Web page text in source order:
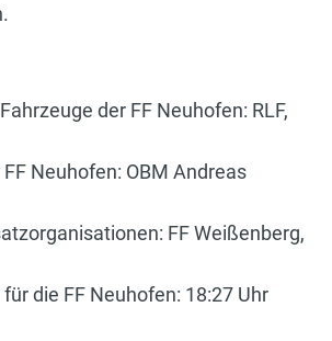
der FF Neuhofen: RLF,
Neuhofen: OBM Andreas
FF Weißenberg,
die FF Neuhofen: 18:27 Uhr